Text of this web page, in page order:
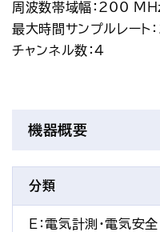
周波数帯域幅：200
最大時間サンプルレー
チャンネル数：4
機器概要
分類
E：電気計測・電気安全